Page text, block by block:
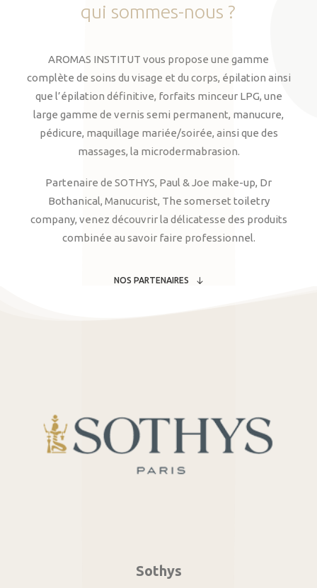
qui sommes-nous ?
AROMAS INSTITUT vous propose une gamme
complète de soins du visage et du corps, épilation ainsi
que l’épilation définitive, forfaits minceur LPG, une
large gamme de vernis semi permanent, manucure,
pédicure, maquillage mariée/soirée, ainsi que des
massages, la microdermabrasion.
Partenaire de SOTHYS, Paul & Joe make-up, Dr
Bothanical, Manucurist, The somerset toiletry
company, venez découvrir la délicatesse des produits
combinée au savoir faire professionnel.
NOS PARTENAIRES
Sothys